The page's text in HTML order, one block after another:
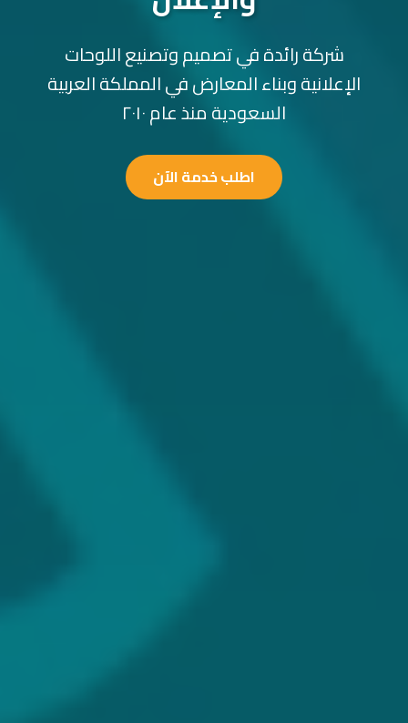
شركة رائدة في تصميم وتصنيع اللوحات
الإعلانية وبناء المعارض في المملكة العربية
السعودية منذ عام ٢٠١٠
اطلب خدمة الآن